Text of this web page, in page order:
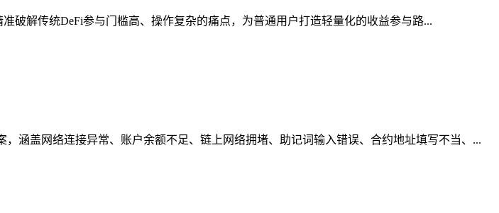
破解传统DeFi参与门槛高、操作复杂的痛点，为普通用户打造轻量化的收益参与路...
涵盖网络连接异常、账户余额不足、链上网络拥堵、助记词输入错误、合约地址填写不当、...